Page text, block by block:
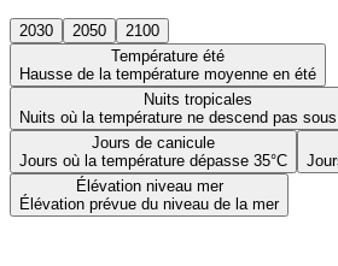
2030 2050
2100
Température été
Hausse de la température moyenne en été
Nuits tropicales
Nuits où la température ne descend pas sous
Jours de canicule
Jours où la température dépasse 35°C
Élévation niveau mer
Élévation prévue du niveau de la mer